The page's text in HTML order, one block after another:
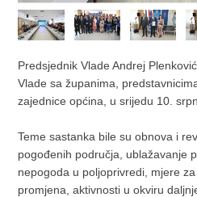
Predsjednik Vlade Andrej
Vlade sa županima,
zajednice općina, u srijedu 10.
Teme sastanka bile su obnova i
pogođenih područja, ublažavanje
nepogoda u poljoprivredi, mjere
promjena, aktivnosti u okviru